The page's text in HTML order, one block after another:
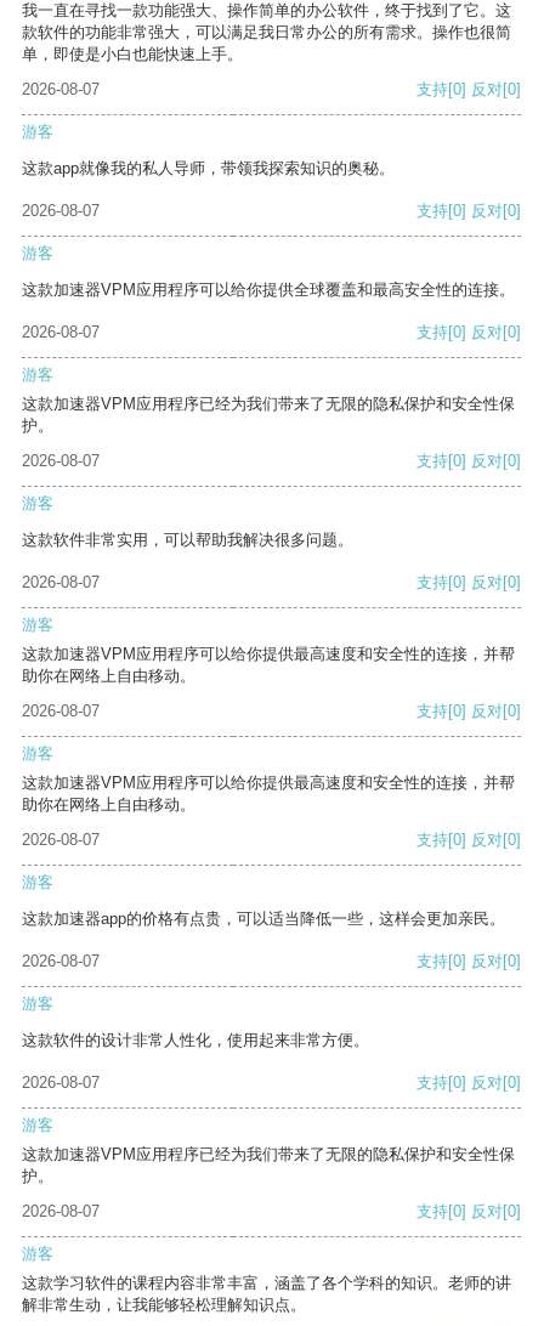
我一直在寻找一款功能强大、操作简单的办公软件，终于找到了它。这
款软件的功能非常强大，可以满足我日常办公的所有需求。操作也很简
单，即使是小白也能快速上手。
2026-08-07
支持[0] 反对[0]
游客
这款app就像我的私人导师，带领我探索知识的奥秘。
2026-08-07 支持[0] 反对[0]
游客
这款加速器VPM应用程序可以给你提供全球覆盖和最高安全性的连接。
2026-08-07 支持[0] 反对[0]
游客
这款加速器VPM应用程序已经为我们带来了无限的隐私保护和安全性保
护。
2026-08-07
支持[0] 反对[0]
游客
这款软件非常实用，可以帮助我解决很多问题。
2026-08-07 支持[0] 反对[0]
游客
这款加速器VPM应用程序可以给你提供最高速度和安全性的连接，并帮
助你在网络上自由移动。
2026-08-07
支持[0] 反对[0]
游客
这款加速器VPM应用程序可以给你提供最高速度和安全性的连接，并帮
助你在网络上自由移动。
2026-08-07
支持[0] 反对[0]
游客
这款加速器app的价格有点贵，可以适当降低一些，这样会更加亲民。
2026-08-07 支持[0] 反对[0]
游客
这款软件的设计非常人性化，使用起来非常方便。
2026-08-07 支持[0] 反对[0]
游客
这款加速器VPM应用程序已经为我们带来了无限的隐私保护和安全性保
护。
2026-08-07
支持[0] 反对[0]
游客
这款学习软件的课程内容非常丰富，涵盖了各个学科的知识。老师的讲
解非常生动，让我能够轻松理解知识点。